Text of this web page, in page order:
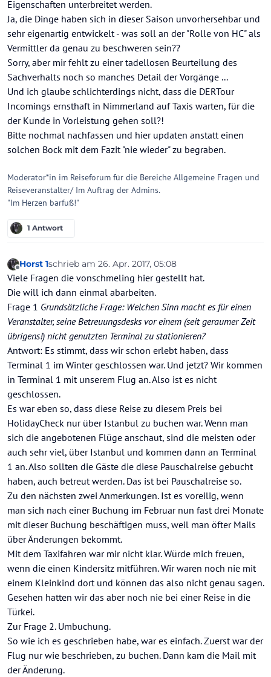
Eigenschaften unterbreitet werden.
Ja, die Dinge haben sich in dieser Saison unvorhersehbar und
sehr eigenartig entwickelt - was soll an der "Rolle von HC" als
Vermittler da genau zu beschweren sein??
Sorry, aber mir fehlt zu einer tadellosen Beurteilung des
Sachverhalts noch so manches Detail der Vorgänge ...
Und ich glaube schlichterdings nicht, dass die DERTour
Incomings ernsthaft in Nimmerland auf Taxis warten, für die
der Kunde in Vorleistung gehen soll?!
Bitte nochmal nachfassen und hier updaten anstatt einen
solchen Bock mit dem Fazit "nie wieder" zu begraben.
Moderator*in im Reiseforum für die Bereiche Allgemeine Fragen und
Reiseveranstalter/ Im Auftrag der Admins.
"Im Herzen barfuß!"
1 Antwort
Offline
Horst 1schrieb am 26. Apr. 2017, 05:08
zuletzt editiert von Horst 1
Viele Fragen die vonschmeling hier gestellt hat.
Die will ich dann einmal abarbeiten.
Frage 1 Grundsätzliche Frage: Welchen Sinn macht es für einen
Veranstalter, seine Betreuungsdesks vor einem (seit geraumer Zeit
übrigens!) nicht genutzten Terminal zu stationieren?
Antwort: Es stimmt, dass wir schon erlebt haben, dass
Terminal 1 im Winter geschlossen war. Und jetzt? Wir kommen
in Terminal 1 mit unserem Flug an. Also ist es nicht
geschlossen.
Es war eben so, dass diese Reise zu diesem Preis bei
HolidayCheck nur über Istanbul zu buchen war. Wenn man
sich die angebotenen Flüge anschaut, sind die meisten oder
auch sehr viel, über Istanbul und kommen dann an Terminal
1 an. Also sollten die Gäste die diese Pauschalreise gebucht
haben, auch betreut werden. Das ist bei Pauschalreise so.
Zu den nächsten zwei Anmerkungen. Ist es voreilig, wenn
man sich nach einer Buchung im Februar nun fast drei Monate
mit dieser Buchung beschäftigen muss, weil man öfter Mails
über Änderungen bekommt.
Mit dem Taxifahren war mir nicht klar. Würde mich freuen,
wenn die einen Kindersitz mitführen. Wir waren noch nie mit
einem Kleinkind dort und können das also nicht genau sagen.
Gesehen hatten wir das aber noch nie bei einer Reise in die
Türkei.
Zur Frage 2. Umbuchung.
So wie ich es geschrieben habe, war es einfach. Zuerst war der
Flug nur wie beschrieben, zu buchen. Dann kam die Mail mit
der Änderung.